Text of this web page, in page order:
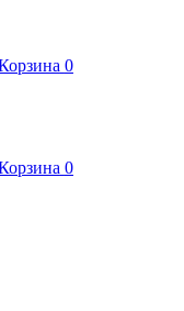
0
0